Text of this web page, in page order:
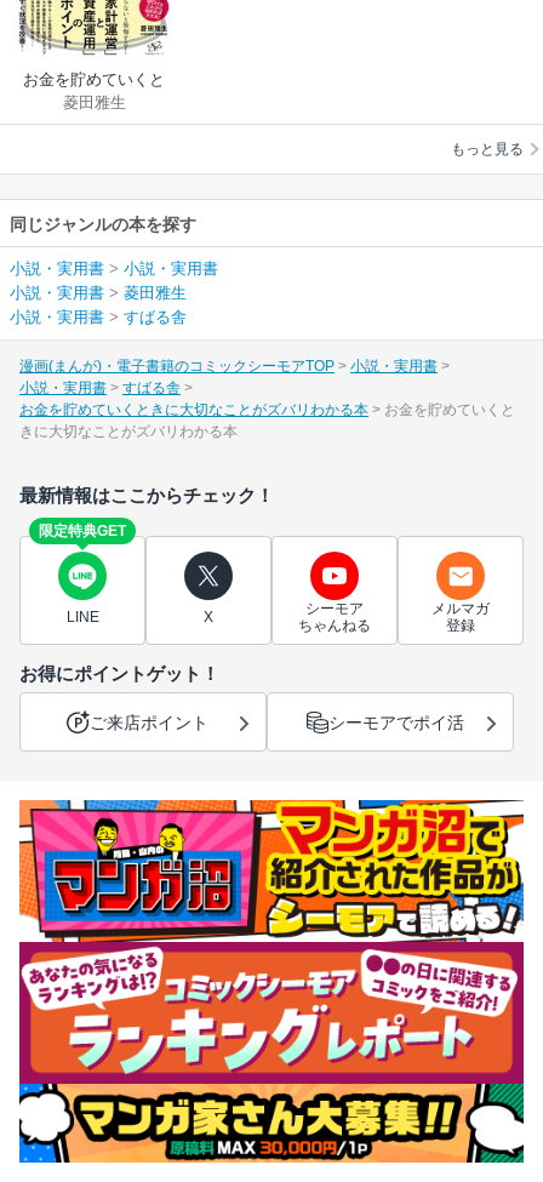
お金を貯めていくと
きに大切なことがズ
バリわかる本
菱田雅生
もっと見る
同じジャンルの本を探す
小説・実用書 > 小説・実用書
小説・実用書 > 菱田雅生
小説・実用書 > すばる舎
漫画(まんが)・電子書籍のコミックシーモアTOP
小説・実用書
小説・実用書
すばる舎
お金を貯めていくときに大切なことがズバリわかる本
お金を貯めていくと
きに大切なことがズバリわかる本
最新情報はここからチェック！
限定特典GET
LINE X
シーモア
ちゃんねる
メルマガ
登録
お得にポイントゲット！
ご来店ポイント シーモアでポイ活